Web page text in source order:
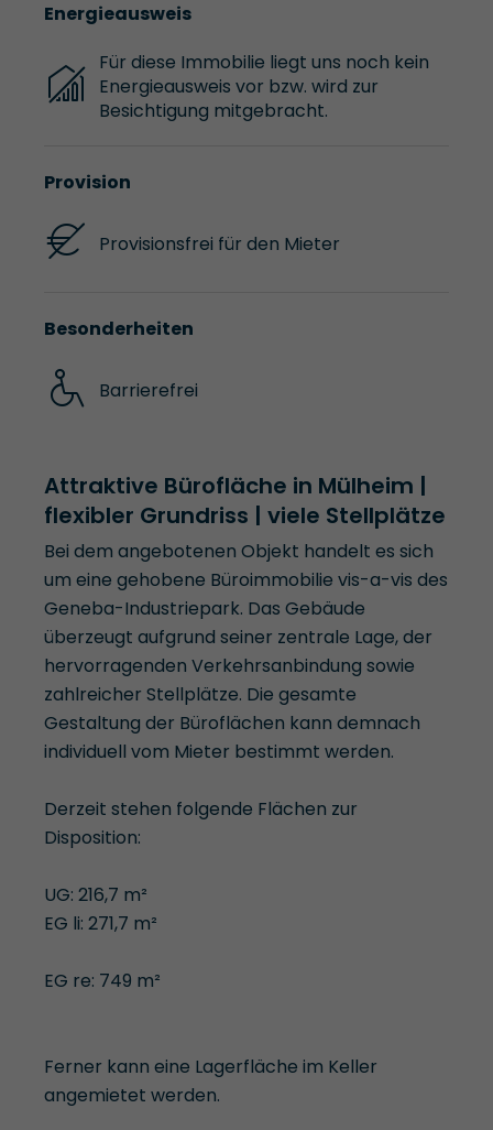
Energieausweis
Für diese Immobilie liegt uns noch kein
Energieausweis vor bzw. wird zur
Besichtigung mitgebracht.
Provision
Provisionsfrei für den Mieter
Besonderheiten
Barrierefrei
Attraktive Bürofläche in Mülheim |
flexibler Grundriss | viele Stellplätze
Bei dem angebotenen Objekt handelt es sich
um eine gehobene Büroimmobilie vis-a-vis des
Geneba-Industriepark. Das Gebäude
überzeugt aufgrund seiner zentrale Lage, der
hervorragenden Verkehrsanbindung sowie
zahlreicher Stellplätze. Die gesamte
Gestaltung der Büroflächen kann demnach
individuell vom Mieter bestimmt werden.
Derzeit stehen folgende Flächen zur
Disposition:
UG: 216,7 m²
EG li: 271,7 m²
EG re: 749 m²
Ferner kann eine Lagerfläche im Keller
angemietet werden.